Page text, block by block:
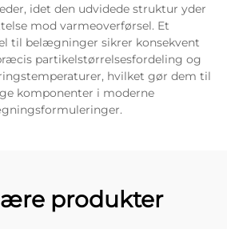
idet den udvidede struktur yder
mod varmeoverførsel. Et
til belægninger sikrer konsekvent
partikelstørrelsesfordeling og
hvilket gør dem til
komponenter i moderne
produkter